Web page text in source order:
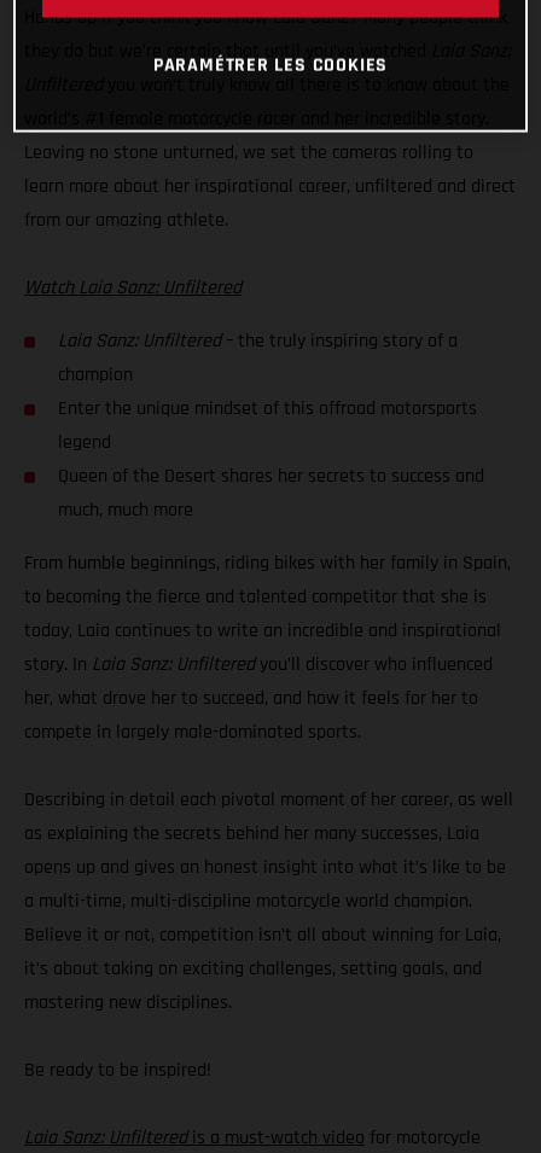
Hands up if you think you know Laia Sanz? Many people think
they do but we’re certain that until you’ve watched
Leaving no stone unturned, we set the cameras rolling to
learn more about her inspirational career, unfiltered and direct
from our amazing athlete.
Watch Laia Sanz: Unfiltered
Laia Sanz: Unfiltered– the truly inspiring story of a
champion
Enter the unique mindset of this offroad motorsports
legend
Queen of the Desert shares her secrets to success and
much, much more
From humble beginnings, riding bikes with her family in Spain,
to becoming the fierce and talented competitor that she is
today, Laia continues to write an incredible and inspirational
story. In Laia Sanz: Unfilteredyou’ll discover who influenced
her, what drove her to succeed, and how it feels for her to
compete in largely male-dominated sports.
Describing in detail each pivotal moment of her career, as well
as explaining the secrets behind her many successes, Laia
opens up and gives an honest insight into what it’s like to be
a multi-time, multi-discipline motorcycle world champion.
Believe it or not, competition isn’t all about winning for Laia,
it’s about taking on exciting challenges, setting goals, and
mastering new disciplines.
Be ready to be inspired!
Laia Sanz: Unfilteredis a must-watch video for motorcycle
PARAMÉTRER LES COOKIES